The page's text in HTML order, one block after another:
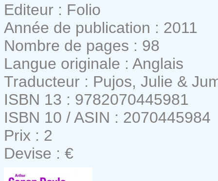
Editeur : Folio
Année de publication : 2011
Nombre de pages : 98
Langue originale : Anglais
Traducteur : Pujos, Julie &
ISBN 13 : 9782070445981
ISBN 10 / ASIN : 2070445984
Prix : 2
Devise : €